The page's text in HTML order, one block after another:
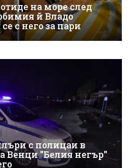
на море след
й Владо
с него за пари
с полицаи в
Венци "Белия негър"